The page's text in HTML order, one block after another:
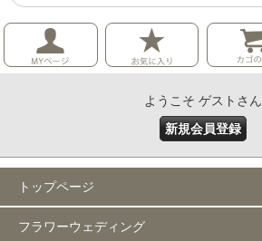
ようこそ ゲストさん
新規会員登録
トップページ
フラワーウェディング